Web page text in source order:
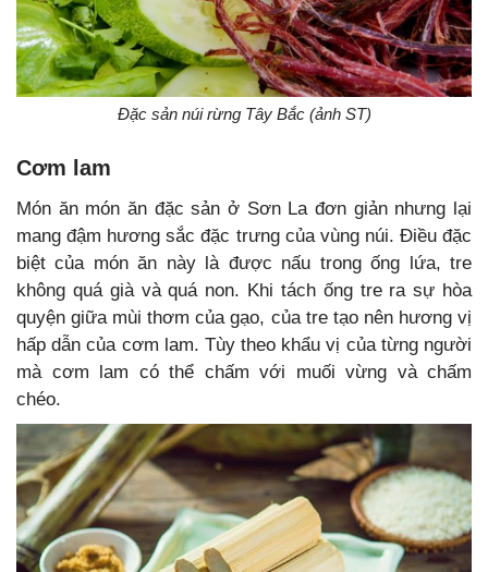
Đặc sản núi rừng Tây Bắc (ảnh ST)
Cơm lam
Món ăn món ăn đặc sản ở Sơn La đơn giản nhưng lại
mang đậm hương sắc đặc trưng của vùng núi. Điều đặc
biệt của món ăn này là được nấu trong ống lứa, tre
không quá già và quá non. Khi tách ống tre ra sự hòa
quyện giữa mùi thơm của gạo, của tre tạo nên hương vị
hấp dẫn của cơm lam. Tùy theo khẩu vị của từng người
mà cơm lam có thể chấm với muối vừng và chấm
chéo.